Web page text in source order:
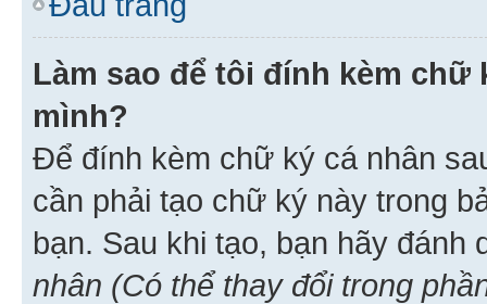
Làm sao để tôi đính kèm chữ
mình?
Để đính kèm chữ ký cá nhân
cần phải tạo chữ ký này trong
bạn. Sau khi tạo, bạn hãy
nhân (Có thể thay đổi trong